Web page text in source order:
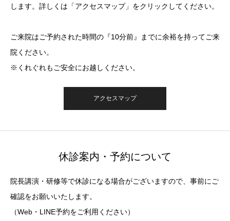
します。詳しくは「アクセスマップ」をクリックしてください。
ご来院はご予約された時間の『10分前』までに余裕を持ってご来
院ください。
※くれぐれもご安全にお越しください。
アクセスマップ
休診案内・予約について
院長講演・研修等で休診になる場合がございますので、事前にご
確認をお願いいたします。
（Web・LINE予約をご利用ください）